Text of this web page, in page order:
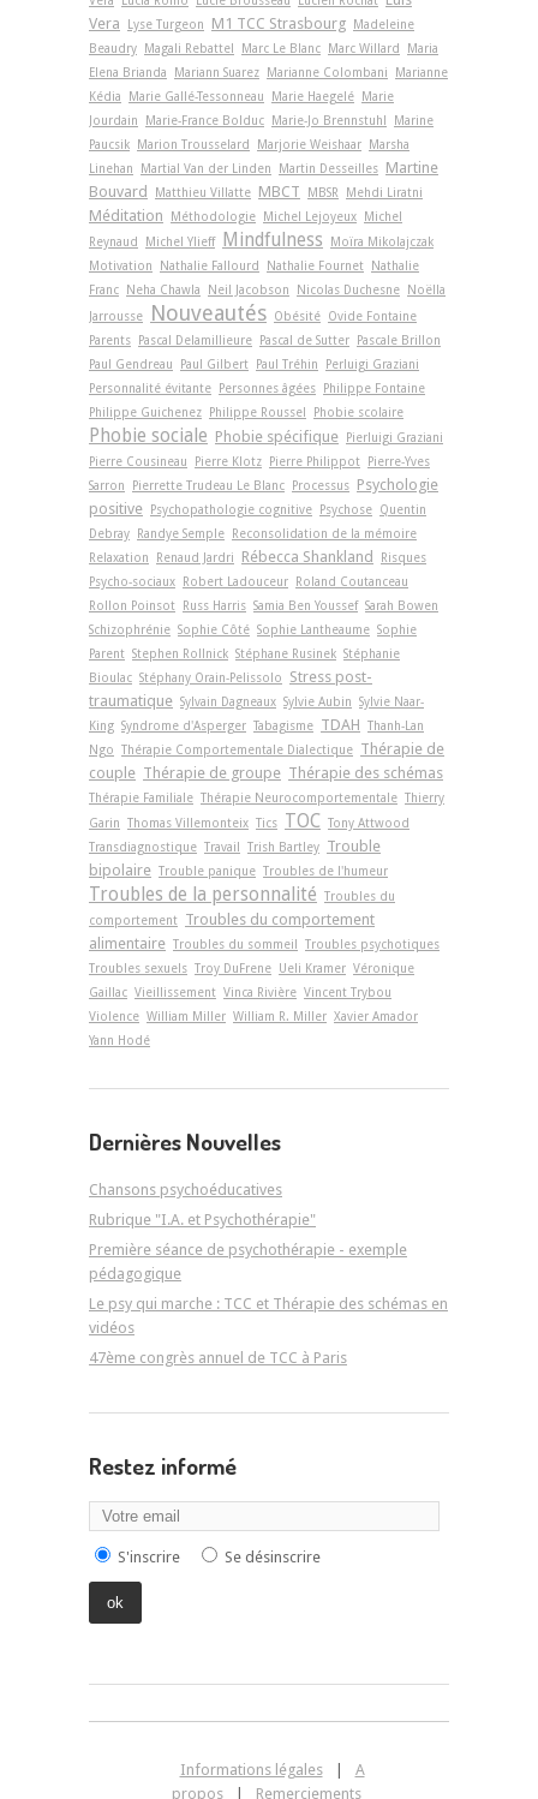
Vera
Lyse Turgeon M1 TCC Strasbourg
Madeleine
Beaudry
Magali Rebattel Marc Le Blanc Marc Willard
Maria
Elena Brianda
Mariann Suarez Marianne Colombani
Marianne
Kédia
Marie Gallé-Tessonneau Marie Haegelé
Marie
Jourdain
Marie-France Bolduc Marie-Jo Brennstuhl
Marine
Paucsik
Marion Trousselard Marjorie Weishaar
Marsha
Linehan
Martial Van der Linden Martin Desseilles Martine
Bouvard
Matthieu Villatte MBCT MBSR Mehdi Liratni
Méditation Méthodologie Michel Lejoyeux
Michel
Reynaud
Michel Ylieff Mindfulness
Moïra Mikolajczak
Motivation
Nathalie Fallourd Nathalie Fournet
Nathalie
Franc
Neha Chawla Neil Jacobson Nicolas Duchesne
Noëlla
Jarrousse
Nouveautés Obésité Ovide Fontaine
Parents
Pascal Delamillieure Pascal de Sutter
Pascale Brillon
Paul Gendreau
Paul Gilbert Paul Tréhin
Perluigi Graziani
Personnalité évitante
Personnes âgées
Philippe Fontaine
Philippe Guichenez
Philippe Roussel Phobie scolaire
Phobie sociale Phobie spécifique
Pierluigi Graziani
Pierre Cousineau
Pierre Klotz Pierre Philippot
Pierre-Yves
Sarron
Pierrette Trudeau Le Blanc Processus Psychologie
positive
Psychopathologie cognitive Psychose Quentin
Debray
Randye Semple
Reconsolidation de la mémoire
Relaxation
Renaud Jardri Rébecca Shankland
Risques
Psycho-sociaux
Robert Ladouceur
Roland Coutanceau
Rollon Poinsot
Russ Harris Samia Ben Youssef Sarah Bowen
Schizophrénie Sophie Côté Sophie Lantheaume Sophie
Parent Stephen Rollnick Stéphane Rusinek Stéphanie
Bioulac Stéphany Orain-Pelissolo
Stress post-
traumatique Sylvain Dagneaux Sylvie Aubin Sylvie Naar-
King Syndrome d'Asperger Tabagisme TDAH Thanh-Lan
Ngo Thérapie Comportementale Dialectique Thérapie de
couple Thérapie de groupe Thérapie des schémas
Thérapie Familiale Thérapie Neurocomportementale Thierry
Garin Thomas Villemonteix Tics TOC Tony Attwood
Transdiagnostique Travail Trish Bartley Trouble
bipolaire Trouble panique Troubles de l'humeur
Troubles de la personnalité Troubles du
comportement Troubles du comportement
alimentaire Troubles du sommeil
Troubles psychotiques
Troubles sexuels Troy DuFrene Ueli Kramer Véronique
Gaillac Vieillissement Vinca Rivière Vincent Trybou
Violence William Miller William R. Miller Xavier Amador
Yann Hodé
Dernières Nouvelles
Chansons psychoéducatives
Rubrique "I.A. et Psychothérapie"
Première séance de psychothérapie - exemple
pédagogique
Le psy qui marche : TCC et Thérapie des schémas en
vidéos
47ème congrès annuel de TCC à Paris
Restez informé
S'inscrire Se désinscrire
Informations légales
A
propos
Remerciements